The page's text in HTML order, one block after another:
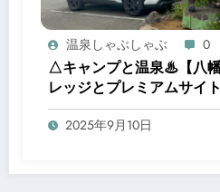
温泉しゃぶしゃぶ 0
△キャンプと温泉♨︎【八
レッジとプレミアムサイ
キャンプ場で、焚き火と
沢時間
2025年9月10日